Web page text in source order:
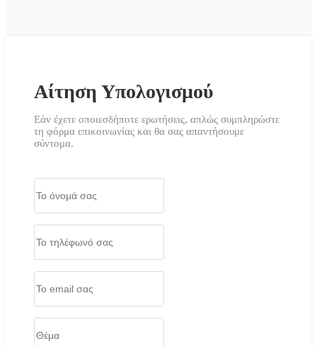
Αίτηση Υπολογισμού
Εάν έχετε οποιεσδήποτε ερωτήσεις, απλώς συμπληρώστε
τη φόρμα επικοινωνίας και θα σας απαντήσουμε
σύντομα.